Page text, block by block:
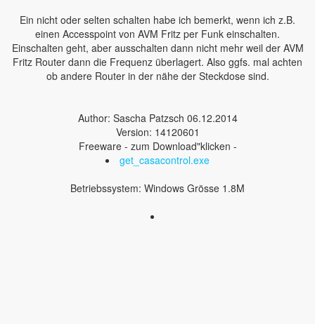
Ein nicht oder selten schalten habe ich bemerkt, wenn ich z.B.
einen Accesspoint von AVM Fritz per Funk einschalten.
Einschalten geht, aber ausschalten dann nicht mehr weil der AVM
Fritz Router dann die Frequenz überlagert. Also ggfs. mal achten
ob andere Router in der nähe der Steckdose sind.
Author: Sascha Patzsch 06.12.2014
Version: 14120601
Freeware - zum Download"klicken -
get_casacontrol.exe
Betriebssystem: Windows Grösse 1.8M